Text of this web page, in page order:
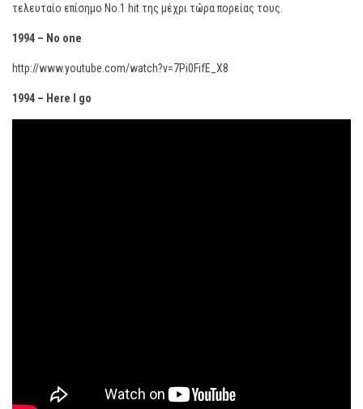
τελευταίο επίσημο Νο.1 hit της μέχρι τώρα πορείας τους.
1994 – No one
http://www.youtube.com/watch?v=7Pi0FifE_X8
1994 – Here I go